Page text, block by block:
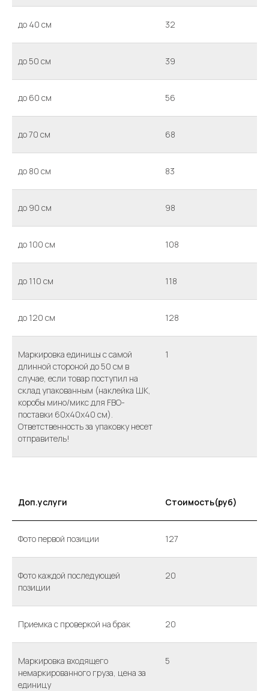
до 40 см 32
до 50 см 39
до 60 см 56
до 70 см 68
до 80 см 83
до 90 см 98
до 100 см 108
до 110 см 118
до 120 см 128
Маркировка единицы с самой
длинной стороной до 50 см в
случае, если товар поступил на
склад упакованным (наклейка ШК,
коробы мино/микс для FBO-
поставки 60х40х40 см).
Ответственность за упаковку несет
отправитель!
1
Доп.услуги Стоимость(руб)
Фото первой позиции 127
Фото каждой последующей
позиции
20
Приемка с проверкой на брак 20
Маркировка входящего
немаркированного груза, цена за
единицу
5